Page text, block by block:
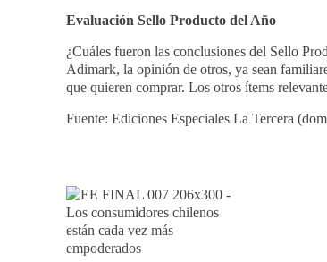
Evaluación Sello Productodel Año
¿Cuáles fueron las conclusiones del Sello
Adimark, la opinión de otros, ya sean
que quieren comprar. Los otros ítems
Fuente: Ediciones Especiales La Tercera